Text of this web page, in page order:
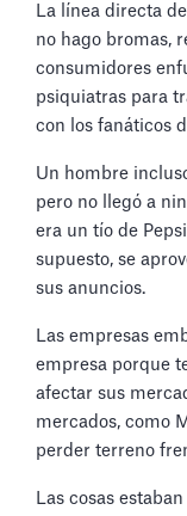
La línea directa
no hago bromas,
consumidores
psiquiatras para
con los fanáticos
Un hombre
pero no llegó a
era un tío de
supuesto, se
sus anuncios.
Las empresas
empresa porque
afectar sus
mercados, como
perder terreno
Las cosas